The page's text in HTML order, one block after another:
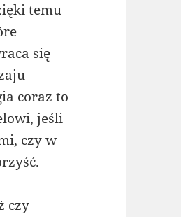
temu
się
coraz to
jeśli
czy w
czy